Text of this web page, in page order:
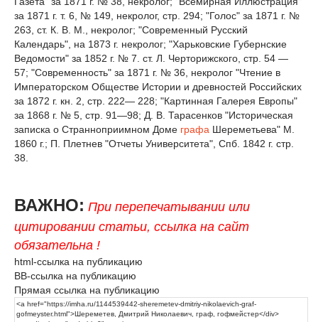
за 1871 г. т. 6, № 149, некролог, стр. 294; "Голос" за 1871 г. №
263, ст. К. В. М., некролог; "Современный Русский
Календарь", на 1873 г. некролог; "Харьковские Губернские
Ведомости" за 1852 г. № 7. ст. Л. Черторижского, стр. 54 —
57; "Современность" за 1871 г. № 36, некролог "Чтение в
Императорском Обществе Истории и древностей Российских
за 1872 г. кн. 2, стр. 222— 228; "Картинная Галерея Европы"
за 1868 г. № 5, стр. 91—98; Д. В. Тарасенков "Историческая
записка о Странноприимном Доме графа Шереметьева" М.
1860 г.; П. Плетнев "Отчеты Университета", Спб. 1842 г. стр.
38.
ВАЖНО: При перепечатывании или
цитировании статьи, ссылка на сайт
обязательна !
html-ссылка на публикацию
BB-ссылка на публикацию
Прямая ссылка на публикацию